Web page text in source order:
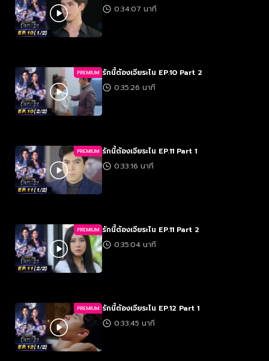
0:34:07 นาที
PREMIUM รักนี้ต้องเจียระไน EP.10 Part 2
0:35:26 นาที
PREMIUM รักนี้ต้องเจียระไน EP.11 Part 1
0:33:16 นาที
PREMIUM รักนี้ต้องเจียระไน EP.11 Part 2
0:35:04 นาที
PREMIUM รักนี้ต้องเจียระไน EP.12 Part 1
0:33:45 นาที